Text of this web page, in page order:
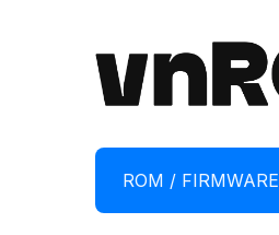
ROM / FIRMWARE